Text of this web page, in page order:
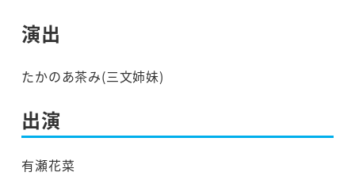
演出
たかのあ茶み(三文姉妹)
出演
有瀬花菜